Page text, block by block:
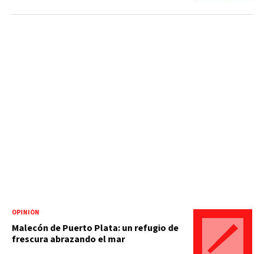
OPINIÓN
Malecón de Puerto Plata: un refugio de
frescura abrazando el mar